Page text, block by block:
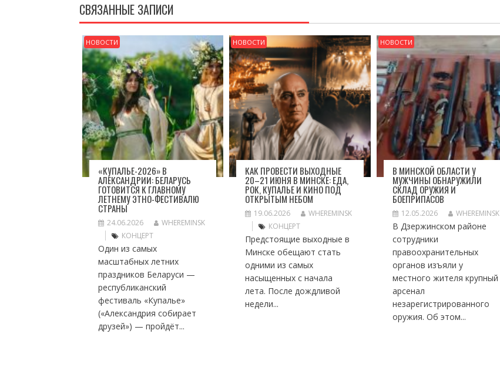
СВЯЗАННЫЕ ЗАПИСИ
НОВОСТИ
«КУПАЛЬЕ-2026» В
АЛЕКСАНДРИИ: БЕЛАРУСЬ
ГОТОВИТСЯ К ГЛАВНОМУ
ЛЕТНЕМУ ЭТНО-ФЕСТИВАЛЮ
СТРАНЫ
24.06.2026
WHEREMINSK
КОНЦЕРТ
Один из самых
масштабных летних
праздников Беларуси —
республиканский
фестиваль «Купалье»
(«Александрия собирает
друзей») — пройдёт...
НОВОСТИ
КАК ПРОВЕСТИ ВЫХОДНЫЕ
20–21 ИЮНЯ В МИНСКЕ: ЕДА,
РОК, КУПАЛЬЕ И КИНО ПОД
ОТКРЫТЫМ НЕБОМ
19.06.2026
WHEREMINSK
КОНЦЕРТ
Предстоящие выходные в
Минске обещают стать
одними из самых
насыщенных с начала
лета. После дождливой
недели...
НОВОСТИ
В МИНСКОЙ ОБЛАСТИ У
МУЖЧИНЫ ОБНАРУЖИЛИ
СКЛАД ОРУЖИЯ И
БОЕПРИПАСОВ
12.05.2026 WHEREMINSK
В Дзержинском районе
сотрудники
правоохранительных
органов изъяли у
местного жителя крупный
арсенал
незарегистрированного
оружия. Об этом...